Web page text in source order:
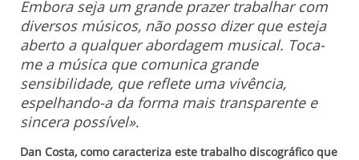
Embora seja um grande prazer trabalhar com
diversos músicos, não posso dizer que esteja
aberto a qualquer abordagem musical. Toca-
me a música que comunica grande
sensibilidade, que reflete uma vivência,
espelhando-a da forma mais transparente e
sincera possível».
Dan Costa, como caracteriza este trabalho discográfico que